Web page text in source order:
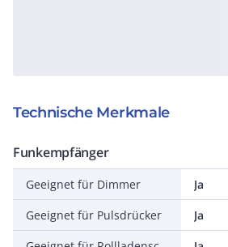
Technische Merkmale
Funkempfänger
Geeignet für Dimmer
Ja
Geeignet für Pulsdrücker
Ja